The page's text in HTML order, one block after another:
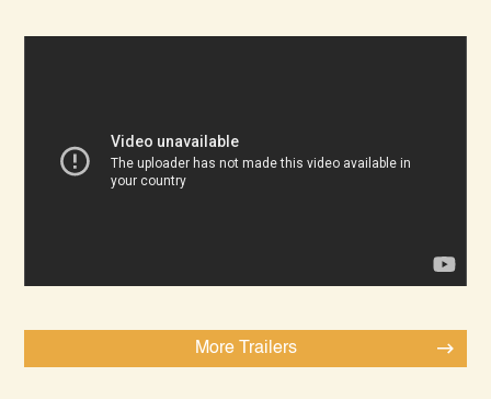
More Trailers